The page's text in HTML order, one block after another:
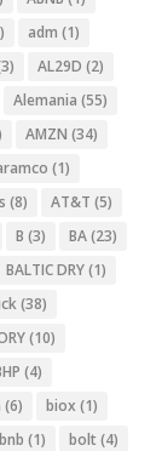
adm (1)
AL29D (2)
Alemania (55)
AMZN (34)
(1)
(8) AT&T (5)
B (3) BA(23)
BALTIC DRY(1)
(38)
(10)
(4)
(6) biox (1)
bnb (1) bolt (4)